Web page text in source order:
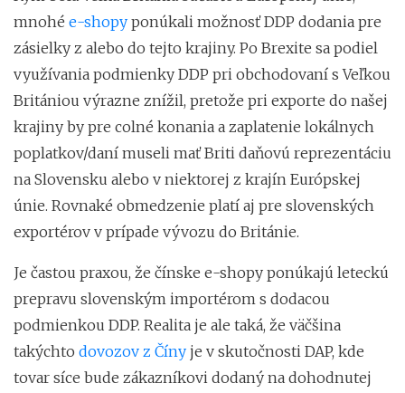
mnohé e-shopy ponúkali možnosť DDP dodania pre
zásielky z alebo do tejto krajiny. Po Brexite sa podiel
využívania podmienky DDP pri obchodovaní s Veľkou
Britániou výrazne znížil, pretože pri exporte do našej
krajiny by pre colné konania a zaplatenie lokálnych
poplatkov/daní museli mať Briti daňovú reprezentáciu
na Slovensku alebo v niektorej z krajín Európskej
únie. Rovnaké obmedzenie platí aj pre slovenských
exportérov v prípade vývozu do Británie.
Je častou praxou, že čínske e-shopy ponúkajú leteckú
prepravu slovenským importérom s dodacou
podmienkou DDP. Realita je ale taká, že väčšina
takýchto dovozov z Číny je v skutočnosti DAP, kde
tovar síce bude zákazníkovi dodaný na dohodnutej